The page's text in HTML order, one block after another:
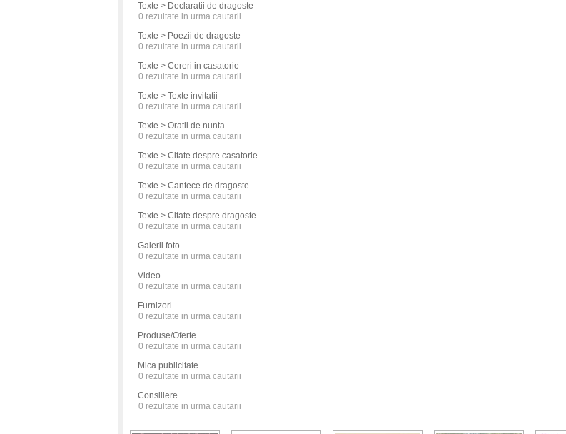
Texte > Declaratii de dragoste
0 rezultate in urma cautarii
Texte > Poezii de dragoste
0 rezultate in urma cautarii
Texte > Cereri in casatorie
0 rezultate in urma cautarii
Texte > Texte invitatii
0 rezultate in urma cautarii
Texte > Oratii de nunta
0 rezultate in urma cautarii
Texte > Citate despre casatorie
0 rezultate in urma cautarii
Texte > Cantece de dragoste
0 rezultate in urma cautarii
Texte > Citate despre dragoste
0 rezultate in urma cautarii
Galerii foto
0 rezultate in urma cautarii
Video
0 rezultate in urma cautarii
Furnizori
0 rezultate in urma cautarii
Produse/Oferte
0 rezultate in urma cautarii
Mica publicitate
0 rezultate in urma cautarii
Consiliere
0 rezultate in urma cautarii